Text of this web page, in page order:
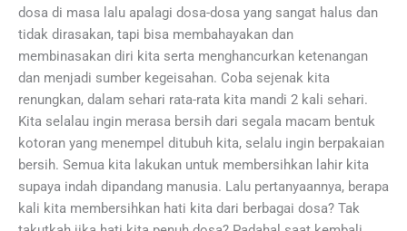
dosa di masa lalu apalagi dosa-dosa yang sangat halus dan
tidak dirasakan, tapi bisa membahayakan dan
membinasakan diri kita serta menghancurkan ketenangan
dan menjadi sumber kegeisahan. Coba sejenak kita
renungkan, dalam sehari rata-rata kita mandi 2 kali sehari.
Kita selalau ingin merasa bersih dari segala macam bentuk
kotoran yang menempel ditubuh kita, selalu ingin berpakaian
bersih. Semua kita lakukan untuk membersihkan lahir kita
supaya indah dipandang manusia. Lalu pertanyaannya, berapa
kali kita membersihkan hati kita dari berbagai dosa? Tak